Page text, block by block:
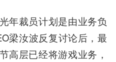
年裁员计划是由业务负
梁汝波反复讨论后，最
高层已经将游戏业务，